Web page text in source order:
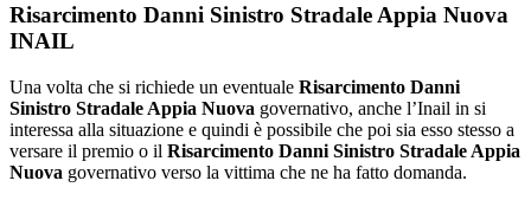
Risarcimento Danni Sinistro Stradale Appia Nuova
INAIL
Una volta che si richiede un eventuale Risarcimento Danni
Sinistro Stradale Appia Nuova governativo, anche l’Inail in si
interessa alla situazione e quindi è possibile che poi sia esso stesso a
versare il premio o il Risarcimento Danni Sinistro Stradale Appia
Nuova governativo verso la vittima che ne ha fatto domanda.